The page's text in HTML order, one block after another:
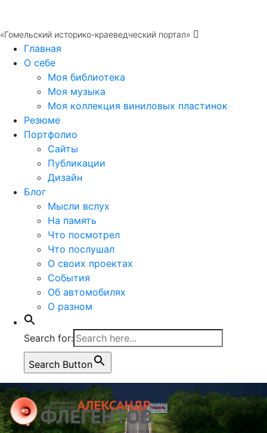
«Гомельский историко-краеведческий портал»
Главная
О себе
Моя библиотека
Моя музыка
Моя коллекция виниловых пластинок
Резюме
Портфолио
Сайты
Публикации
Дизайн
Блог
Мысли вслух
На память
Что посмотрел
Что послушал
О своих проектах
События
Об автомобилях
О разном
Search for:
Search Button